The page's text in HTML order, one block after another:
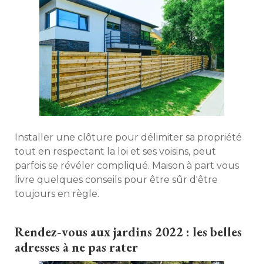
Installer une clôture pour délimiter sa propriété
tout en respectant la loi et ses voisins, peut
parfois se révéler compliqué. Maison à part vous
livre quelques conseils pour être sûr d'être
toujours en règle.
Rendez-vous aux jardins 2022 : les belles
adresses à ne pas rater